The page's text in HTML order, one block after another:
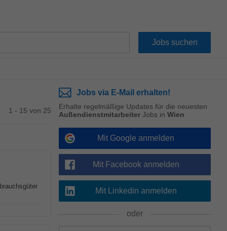
1 - 15 von 25
Jobs via E-Mail erhalten!
Erhalte regelmäßige Updates für die neuesten
Außendienstmitarbeiter Jobs in Wien
Mit Google anmelden
Mit Facebook anmelden
Mit Linkedin anmelden
oder